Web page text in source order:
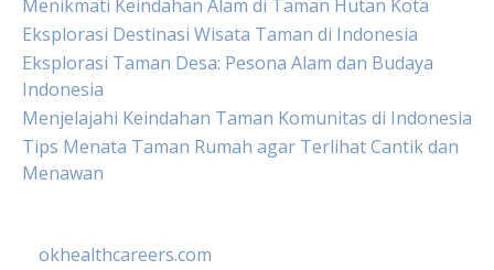
Menikmati Keindahan Alam di Taman Hutan Kota
Eksplorasi Destinasi Wisata Taman di Indonesia
Eksplorasi Taman Desa: Pesona Alam dan Budaya
Indonesia
Menjelajahi Keindahan Taman Komunitas di Indonesia
Tips Menata Taman Rumah agar Terlihat Cantik dan
Menawan
okhealthcareers.com